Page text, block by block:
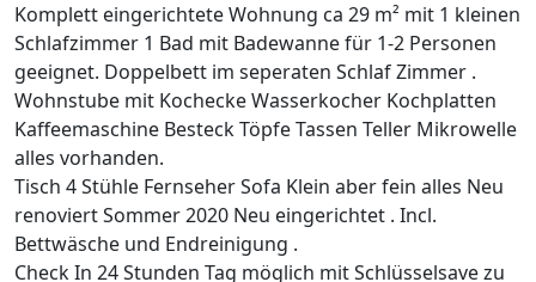
Komplett eingerichtete Wohnung ca 29 m² mit 1 kleinen
Schlafzimmer 1 Bad mit Badewanne für 1-2 Personen
geeignet. Doppelbett im seperaten Schlaf Zimmer .
Wohnstube mit Kochecke Wasserkocher Kochplatten
Kaffeemaschine Besteck Töpfe Tassen Teller Mikrowelle
alles vorhanden.
Tisch 4 Stühle Fernseher Sofa Klein aber fein alles Neu
renoviert Sommer 2020 Neu eingerichtet . Incl.
Bettwäsche und Endreinigung .
Check In 24 Stunden Tag möglich mit Schlüsselsave zu